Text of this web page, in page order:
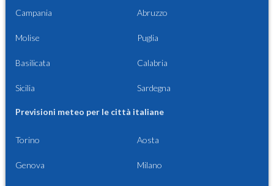
Campania Abruzzo
Molise Puglia
Basilicata Calabria
Sicilia Sardegna
Previsioni meteo per le città italiane
Torino Aosta
Genova Milano